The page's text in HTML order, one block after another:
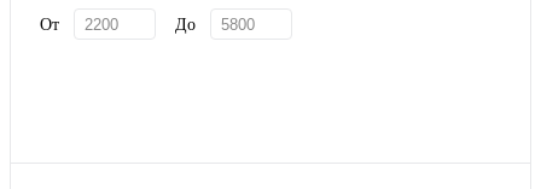
От До